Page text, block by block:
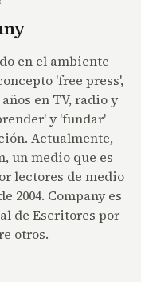
en el ambiente
'free press',
en TV, radio y
y 'fundar'
Actualmente,
un medio que es
lectores de medio
2004. Company es
de Escritores por
otros.